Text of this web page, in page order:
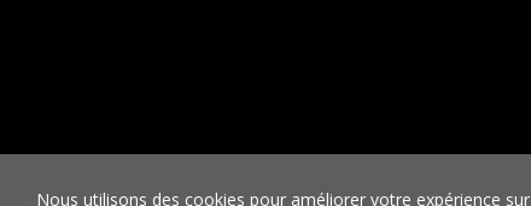
Nous utilisons des cookies pour améliorer votre expérience